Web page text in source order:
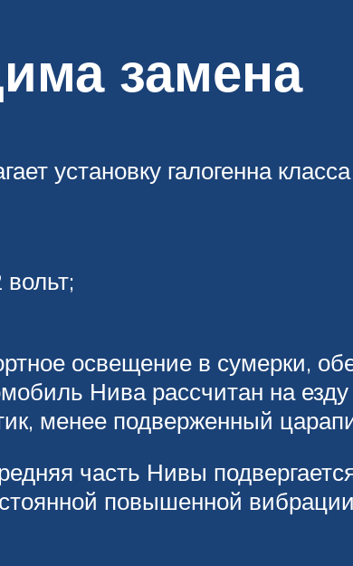
замена
установку галогенна
освещение в сумерки,
Нива рассчитан на
менее подверженный
часть Нивы
повышенной